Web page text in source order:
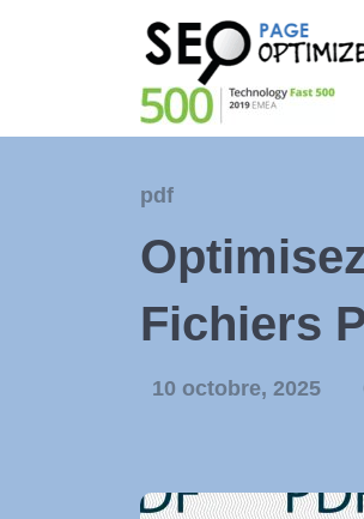
pdf
Fichiers
10 octobre, 2025